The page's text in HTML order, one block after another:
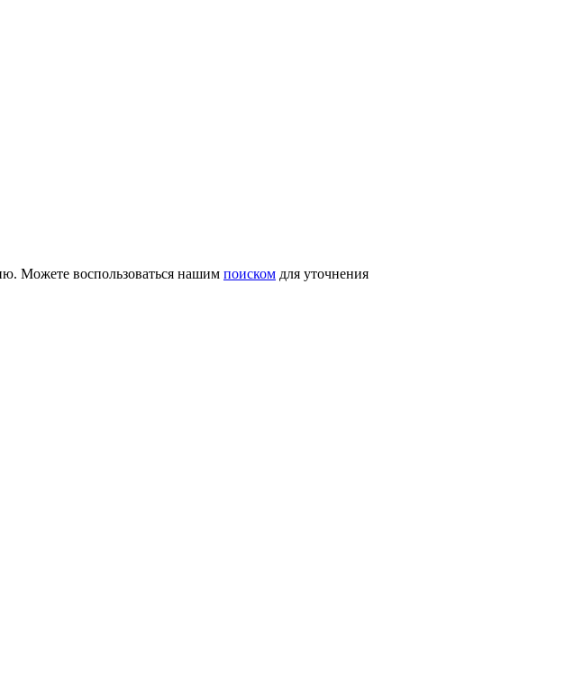
Можете воспользоваться нашим поиском для уточнения